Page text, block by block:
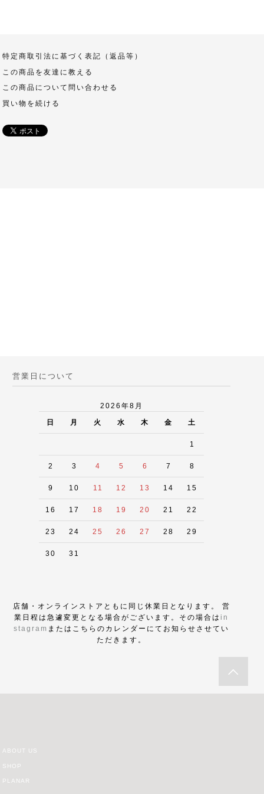
特定商取引法に基づく表記（返品等）
この商品を友達に教える
この商品について問い合わせる
買い物を続ける
営業日について
2026年8月
日 月 火 水 木 金 土
1
2 3 4 5 6 7 8
9 10 11 12 13 14 15
16 17 18 19 20 21 22
23 24 25 26 27 28 29
30 31
店舗・オンラインストアともに同じ休業日となります。 営
業日程は急遽変更となる場合がございます。その場合はin
stagram またはこちらのカレンダーにてお知らせさせてい
ただきます。
ABOUT US
SHOP
PLANAR